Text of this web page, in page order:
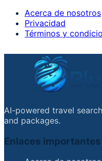
Acerca de nosotros
Privacidad
Términos y
AI-powered travel
and packages.
Enlaces importantes